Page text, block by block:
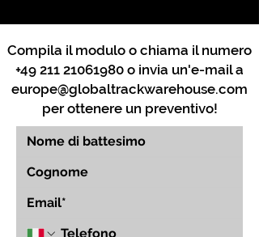
Compila il modulo o chiama il numero
+49 211 21061980 o invia un'e-mail a
europe@globaltrackwarehouse.com
per ottenere un preventivo!